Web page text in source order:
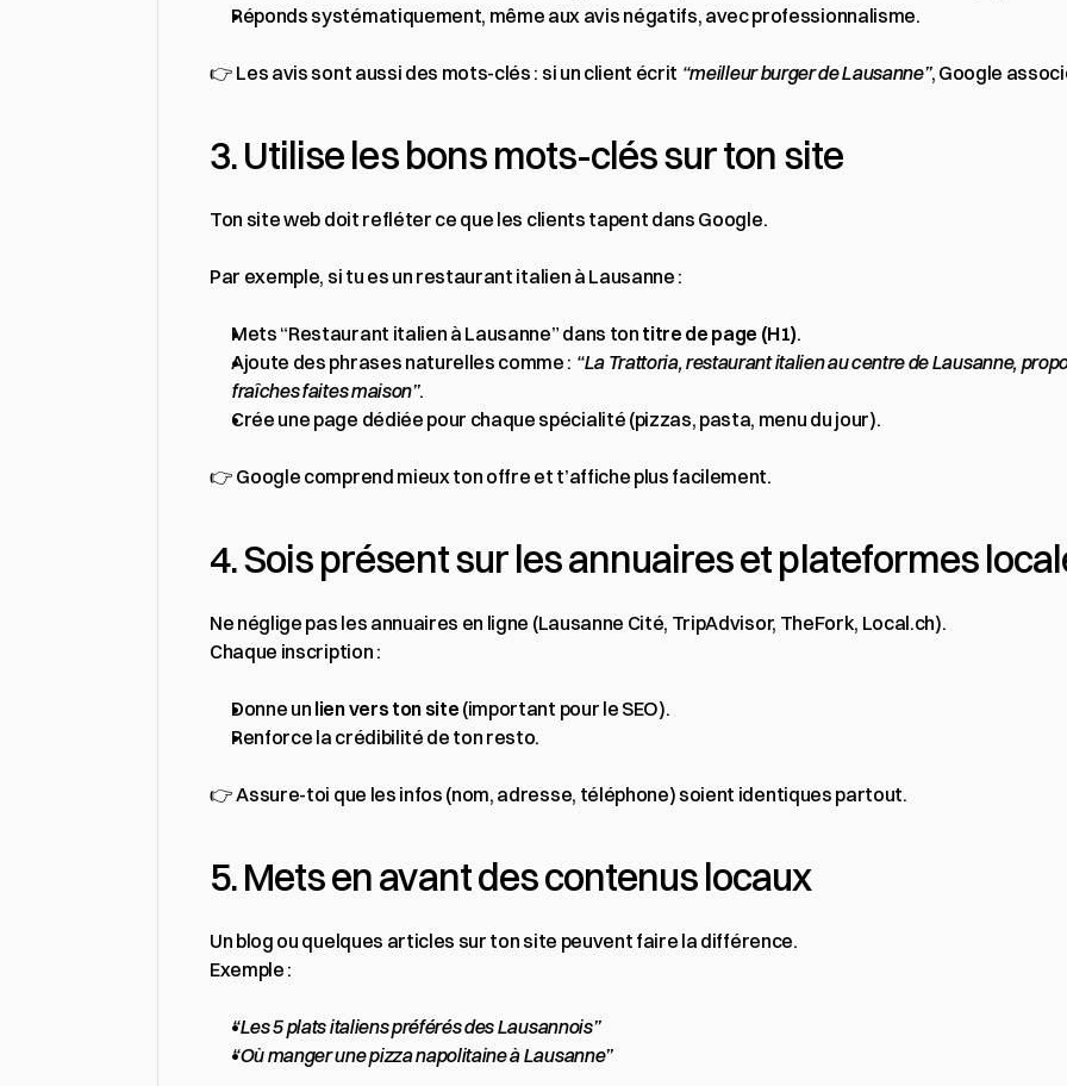
Réponds systématiquement, même aux avis négatifs, avec professionnalisme.
👉 Les avis sont aussi des mots-clés : si un client écrit “meilleur burger de Lausanne”, Google
3. Utilise les bons mots-clés sur ton site
Ton site web doit refléter ce que les clients tapent dans Google.
Par exemple, si tu es un restaurant italien à Lausanne :
Mets “Restaurant italien à Lausanne” dans ton titre de page (H1).
Ajoute des phrases naturelles comme : “La Trattoria, restaurant italien au centre de Lausanne,
fraîches faites maison”.
Crée une page dédiée pour chaque spécialité (pizzas, pasta, menu du jour).
👉 Google comprend mieux ton offre et t’affiche plus facilement.
4. Sois présent sur les annuaires et plateformes
Ne néglige pas les annuaires en ligne (Lausanne Cité, TripAdvisor, TheFork, Local.ch).
Chaque inscription :
Donne un lien vers ton site (important pour le SEO).
Renforce la crédibilité de ton resto.
👉 Assure-toi que les infos (nom, adresse, téléphone) soient identiques partout.
5. Mets en avant des contenus locaux
Un blog ou quelques articles sur ton site peuvent faire la différence.
Exemple :
“Les 5 plats italiens préférés des Lausannois”
“Où manger une pizza napolitaine à Lausanne”